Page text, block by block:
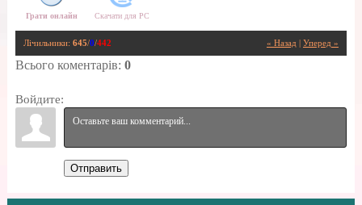
Грати онлайн Скачати для PC
« Назад Уперед »
Лічильники: 645/0/442
Всього коментарів: 0
Войдите:
Отправить